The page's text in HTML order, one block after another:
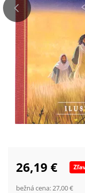
26,19 €
bežná cena:27,00 €